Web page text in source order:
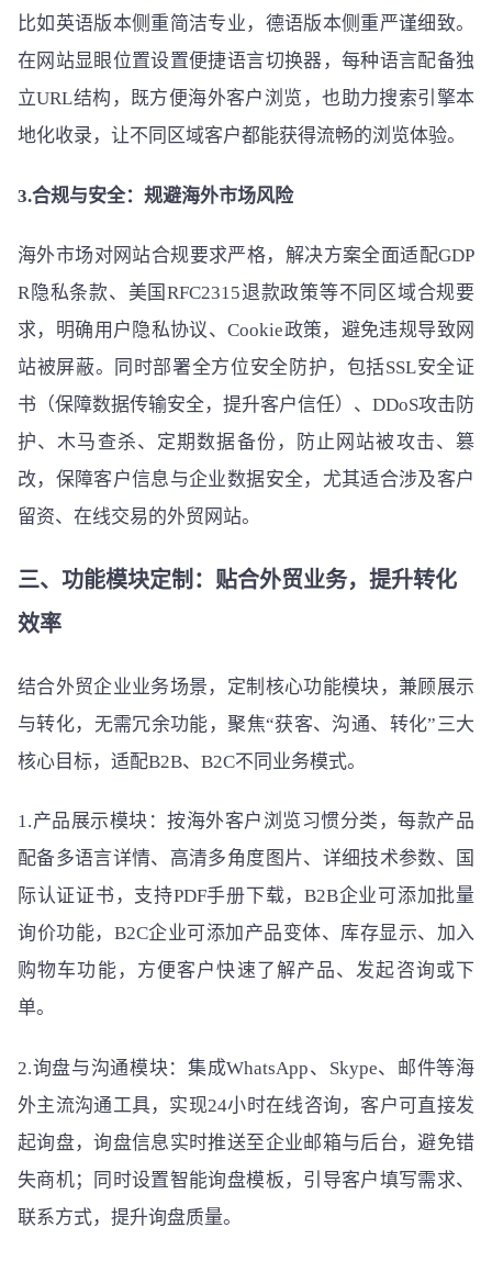
比如英语版本侧重简洁专业，德语版本侧重严谨细致。
在网站显眼位置设置便捷语言切换器，每种语言配备独
立URL结构，既方便海外客户浏览，也助力搜索引擎本
地化收录，让不同区域客户都能获得流畅的浏览体验。
3.合规与安全：规避海外市场风险
海外市场对网站合规要求严格，解决方案全面适配GDP
R隐私条款、美国RFC2315退款政策等不同区域合规要
求，明确用户隐私协议、Cookie政策，避免违规导致网
站被屏蔽。同时部署全方位安全防护，包括SSL安全证
书（保障数据传输安全，提升客户信任）、DDoS攻击防
护、木马查杀、定期数据备份，防止网站被攻击、篡
改，保障客户信息与企业数据安全，尤其适合涉及客户
留资、在线交易的外贸网站。
三、功能模块定制：贴合外贸业务，提升转化
效率
结合外贸企业业务场景，定制核心功能模块，兼顾展示
与转化，无需冗余功能，聚焦“获客、沟通、转化”三大
核心目标，适配B2B、B2C不同业务模式。
1.产品展示模块：按海外客户浏览习惯分类，每款产品
配备多语言详情、高清多角度图片、详细技术参数、国
际认证证书，支持PDF手册下载，B2B企业可添加批量
询价功能，B2C企业可添加产品变体、库存显示、加入
购物车功能，方便客户快速了解产品、发起咨询或下
单。
2.询盘与沟通模块：集成WhatsApp、Skype、邮件等海
外主流沟通工具，实现24小时在线咨询，客户可直接发
起询盘，询盘信息实时推送至企业邮箱与后台，避免错
失商机；同时设置智能询盘模板，引导客户填写需求、
联系方式，提升询盘质量。